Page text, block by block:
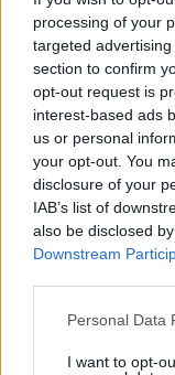
processing of your
targeted
section to confirm
opt-out request is
interest-based ads
us or personal
your opt-out. You
disclosure of your
IAB’s list of
also be disclosed
Downstream
Please note that
not limited to your
Personal Data
I want to opt-
Ιλαρά: Ακριβό το
κάλυψης στις
53.000 δολάρια
πριν 9 λεπτά
Νεαρή γυναίκα
ομορφιά της,
πριν 11 λεπτά
Η Δανάη Παππά
πρέπει, μόνο
πριν 11 λεπτά
Οι πυρκαγιές
πρακτορείων